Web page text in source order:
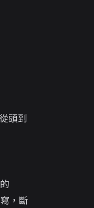
頭到
的
，斷